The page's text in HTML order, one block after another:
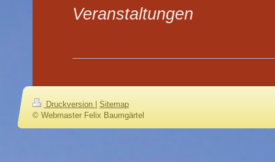
Veranstaltungen
Druckversion | Sitemap
© Webmaster Felix Baumgärtel